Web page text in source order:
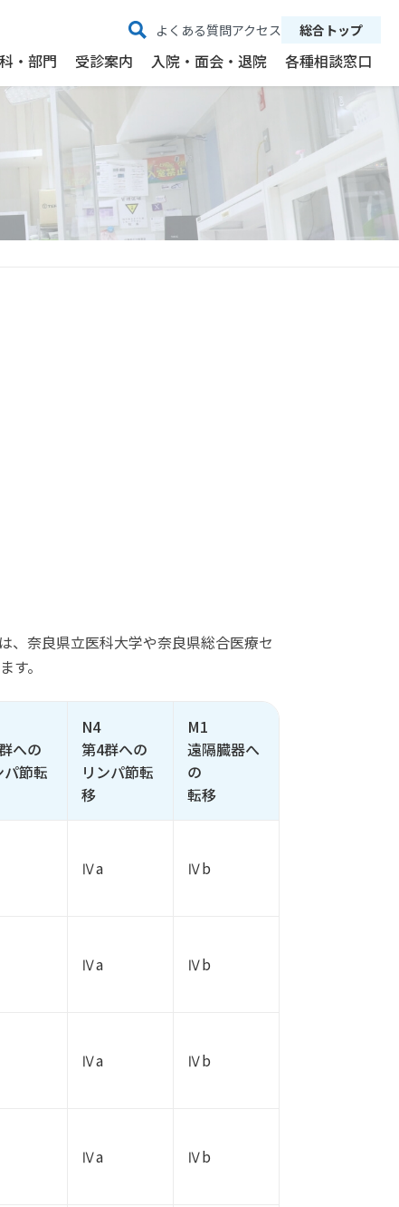
よくある質問アクセス 総合トップ
・部門 受診案内 入院・面会・退院 各種相談窓口
、奈良県立医科大学や奈良県総合医療セ
す。
への
パ節転
N4
第4群への
リンパ節転
移
M1
遠隔臓器へ
の
転移
Ⅳa Ⅳb
Ⅳa Ⅳb
Ⅳa Ⅳb
Ⅳa Ⅳb